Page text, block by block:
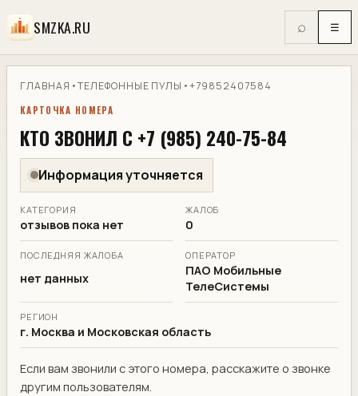
SMZKA.RU ⌕ ☰
ГЛАВНАЯ •ТЕЛЕФОННЫЕ ПУЛЫ •+79852407584
КАРТОЧКА НОМЕРА
КТО ЗВОНИЛ С +7 (985) 240-75-84
Информация уточняется
КАТЕГОРИЯ
отзывов пока нет
ЖАЛОБ
0
ПОСЛЕДНЯЯ ЖАЛОБА
нет данных
ОПЕРАТОР
ПАО Мобильные
ТелеСистемы
РЕГИОН
г. Москва и Московская область
Если вам звонили с этого номера, расскажите о звонке
другим пользователям.